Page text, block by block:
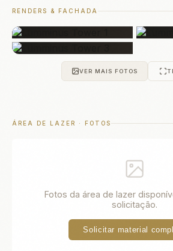
RENDERS & FACHADA
VER MAIS FOTOS
ÁREA DE LAZER · FOTOS
Fotos da área de lazer
solicitação.
Solicitar material